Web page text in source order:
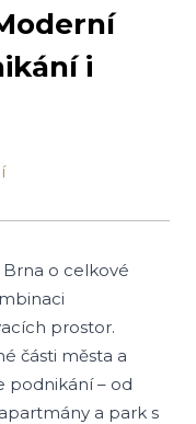
i
o celkové
prostor.
části města a
podnikání – od
a park s